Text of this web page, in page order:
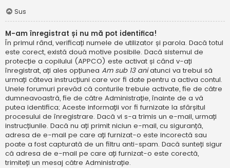
Sus
M-am înregistrat și nu mă pot identifica!
În primul rând, verificați numele de utilizator și parola. Dacă totul
este corect, există două motive posibile. Dacă sistemul de
protecție a copilului (APPCO) este activat și când v-ați
înregistrat, ați ales opțiunea Am sub 13 aniatunci va trebui să
urmați câteva instrucțiuni care vor fi date pentru a activa contul.
Unele forumuri prevăd că conturile trebuie activate, fie de către
dumneavoastră, fie de către Administrație, înainte de a vă
putea identifica; Aceste informații vor fi furnizate la sfârșitul
procesului de înregistrare. Dacă vi s-a trimis un e-mail, urmați
instrucțiunile. Dacă nu ați primit niciun e-mail, cu siguranță,
adresa de e-mail pe care ați furnizat-o este incorectă sau
poate a fost capturată de un filtru anti-spam. Dacă sunteți sigur
că adresa de e-mail pe care ați furnizat-o este corectă,
trimiteți un mesaj către Administrație.